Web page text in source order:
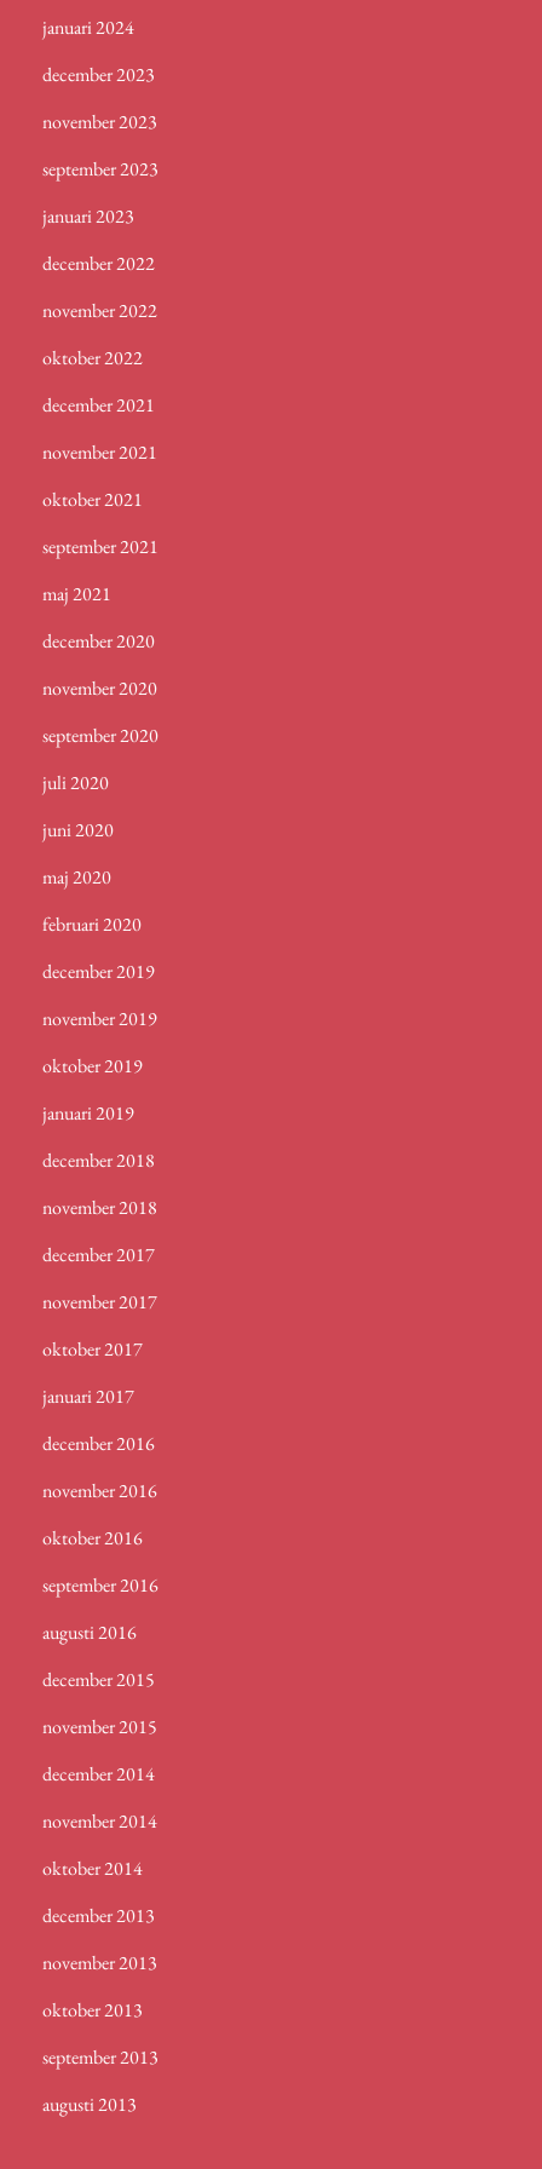
januari 2024
december 2023
november 2023
september 2023
januari 2023
december 2022
november 2022
oktober 2022
december 2021
november 2021
oktober 2021
september 2021
maj 2021
december 2020
november 2020
september 2020
juli 2020
juni 2020
maj 2020
februari 2020
december 2019
november 2019
oktober 2019
januari 2019
december 2018
november 2018
december 2017
november 2017
oktober 2017
januari 2017
december 2016
november 2016
oktober 2016
september 2016
augusti 2016
december 2015
november 2015
december 2014
november 2014
oktober 2014
december 2013
november 2013
oktober 2013
september 2013
augusti 2013